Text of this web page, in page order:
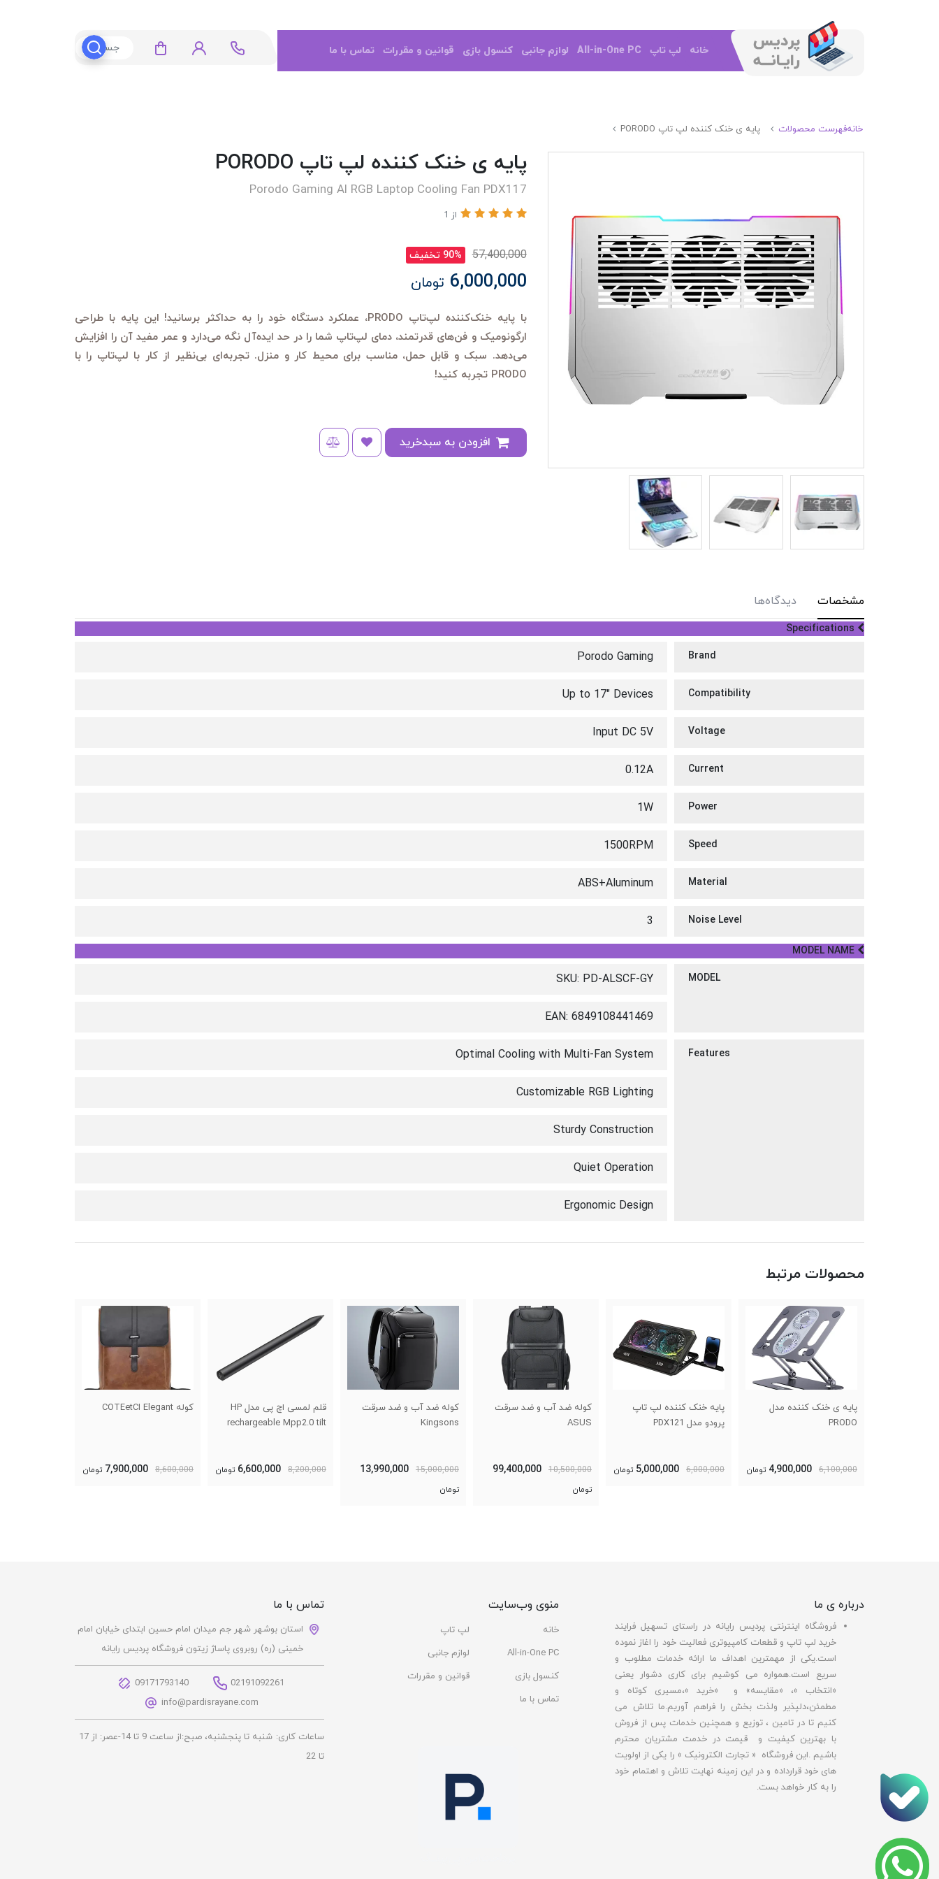
خانه لپ تاپ All-in-One PC لوازم جانبی کنسول بازی قوانین و مقررات تماس با ما
خانهفهرست محصولات پایه ی خنک کننده لپ تاپ PORODO
پایه ی خنک کننده لپ تاپ PORODO
Porodo Gaming Al RGB Laptop Cooling Fan PDX117
از 1
57,400,000 90% تخفیف
6,000,000 تومان
با پایه خنک‌کننده لپ‌تاپ PRODO، عملکرد دستگاه خود را به حداکثر برسانید! این پایه با طراحی
ارگونومیک و فن‌های قدرتمند، دمای لپ‌تاپ شما را در حد ایده‌آل نگه می‌دارد و عمر مفید آن را افزایش
می‌دهد. سبک و قابل حمل، مناسب برای محیط کار و منزل. تجربه‌ای بی‌نظیر از کار با لپ‌تاپ را با
PRODO تجربه کنید!
مشخصات دیدگاه‌ها
Brand
Porodo Gaming
Compatibility
Up to 17" Devices
Voltage
Input DC 5V
Current
0.12A
Power
1W
Speed
1500RPM
Material
ABS+Aluminum
Noise Level
3
MODEL
SKU: PD-ALSCF-GY
EAN: 6849108441469
Features
Optimal Cooling with Multi-Fan System
Customizable RGB Lighting
Sturdy Construction
Quiet Operation
Ergonomic Design
محصولات مرتبط
پایه ی خنک کننده مدل
PRODO
6,100,000
4,900,000 تومان
پایه خنک کننده لپ تاپ
پرودو مدل PDX121
6,000,000
5,000,000 تومان
کوله ضد آب و ضد سرقت
ASUS
10,500,000
99,400,000
تومان
کوله ضد آب و ضد سرقت
Kingsons
15,000,000
13,990,000
تومان
قلم لمسی اچ پی مدل HP
rechargeable Mpp2.0 tilt
8,200,000
6,600,000 تومان
کوله COTEetCI Elegant
8,600,000
7,900,000 تومان
درباره ی ما
فروشگاه اینترنتی پردیس رایانه در راستای تسهیل فرایند
خرید لپ تاپ و قطعات کامپیوتری فعالیت خود را اغاز نموده
است.یکی از مهمترین اهداف ما ارائه خدمات مطلوب و
سریع است.همواره می کوشیم برای کاری دشوار یعنی
«انتخاب »، «مقایسه» و «خرید »،مسیری کوتاه و
مطمئن،دلپذیر ولذت بخش را فراهم آوریم.ما تلاش می
کنیم تا در تامین ، توزیع و همچنین خدمات پس از فروش
با بهترین کیفیت و قیمت در خدمت مشتریان محترم
باشیم .این فروشگاه « تجارت الکترونیک » را یکی از اولویت
های خود قرارداده و در این زمینه نهایت تلاش و اهتمام خود
را به کار خواهد بست.
منوی وب‌سایت
خانه
لپ تاپ
All-in-One PC
لوازم جانبی
کنسول بازی
قوانین و مقررات
تماس با ما
تماس با ما
استان بوشهر شهر جم میدان امام حسین ابتدای خیابان امام
خمینی (ره) روبروی پاساژ زیتون فروشگاه پردیس رایانه
09171793140
02191092261
info@pardisrayane.com
ساعات کاری:
شنبه تا پنجشنبه، صبح:از ساعت 9 تا 14-عصر: از 17
تا 22